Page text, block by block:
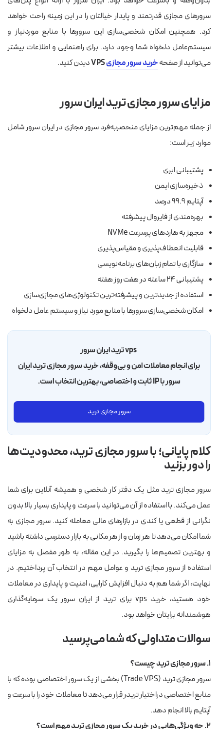
سرورهای مجازی قدرتمند و پایدار خیالتان را در این زمینه راحت خواهد
کرد. همچنین امکان شخصی‌سازی این سرورها با منابع موردنیاز و
سیستم‌عامل دلخواه شما وجود دارد. برای راهنمایی و اطلاعات بیشتر
می‌توانید از صفحهخرید سرور مجازی دیدن کنید.
مزایای سرور مجازی ترید ایران سرور
از جمله مهم‌ترین مزایای منحصربه‌فرد سرور مجازی در ایران سرور شامل
موارد زیر است:
پشتیبانی ابری
ذخیره‌سازی ایمن
آپتایم ۹۹.۹ درصد
بهره‌مندی از فایروال‌ پیشرفته
مجهز به هاردهای پرسرعت NVMe
قابلیت انعطاف‌پذیری و مقیاس‌پذیری
سازگاری با تمام زبان‌های برنامه‌نویسی
پشتیبانی ۲۴ ساعته در هفت روز هفته
استفاده از جدید‌ترین و پیشرفته‌ترین تکنولوژی‌های مجازی‌سازی
امکان شخصی‌سازی سرورها با منابع مورد نیاز و سیستم عامل‌ دلخواه
برای انجام معاملات امن و بی‌وقفه، خرید سرور مجازی ترید ایران
سرور با IP ثابت و اختصاصی، بهترین انتخاب است.
سرور مجازی ترید
کلام پایانی؛ با سرور مجازی ترید، محدودیت‌ها
را دور بزنید
سرور مجازی ترید مثل یک دفتر کار شخصی و همیشه آنلاین برای شما
عمل می‌کند. با استفاده از آن می‌توانید با سرعت و پایداری بسیار بالا بدون
نگرانی از قطعی یا کندی در بازارهای مالی معامله کنید. سرور مجازی به
شما امکان می‌دهد تا هر زمان و از هر مکانی به بازار دسترسی داشته باشید
و بهترین تصمیم‌ها را بگیرید. در این مقاله، به طور مفصل به مزایای
استفاده از سرور مجازی ترید و عوامل مهم در انتخاب آن پرداختیم. در
نهایت، اگر شما هم به دنبال افزایش کارایی، امنیت و پایداری در معاملات
خود هستید، خرید vps برای ترید از ایران سرور یک سرمایه‌گذاری
هوشمندانه برایتان خواهد بود.
سوالات متداولی که شما می‌پرسید
۱. سرور مجازی ترید چیست؟
سرور مجازی ترید (Trade VPS) بخشی از یک سرور اختصاصی بوده که با
منابع اختصاصی دراختیار تریدر قرار می‌دهد تا معاملات خود را با سرعت و
آپتایم بالا انجام دهد.
۲. چه ویژگی‌هایی در خرید یک سرور مجازی ترید مهم است؟